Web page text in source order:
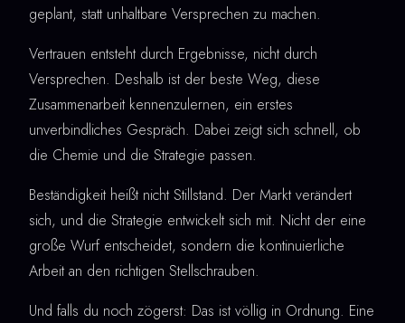
geplant, statt unhaltbare Versprechen zu machen.
Vertrauen entsteht durch Ergebnisse, nicht durch
Versprechen. Deshalb ist der beste Weg, diese
Zusammenarbeit kennenzulernen, ein erstes
unverbindliches Gespräch. Dabei zeigt sich schnell, ob
die Chemie und die Strategie passen.
Beständigkeit heißt nicht Stillstand. Der Markt verändert
sich, und die Strategie entwickelt sich mit. Nicht der eine
große Wurf entscheidet, sondern die kontinuierliche
Arbeit an den richtigen Stellschrauben.
Und falls du noch zögerst: Das ist völlig in Ordnung. Eine